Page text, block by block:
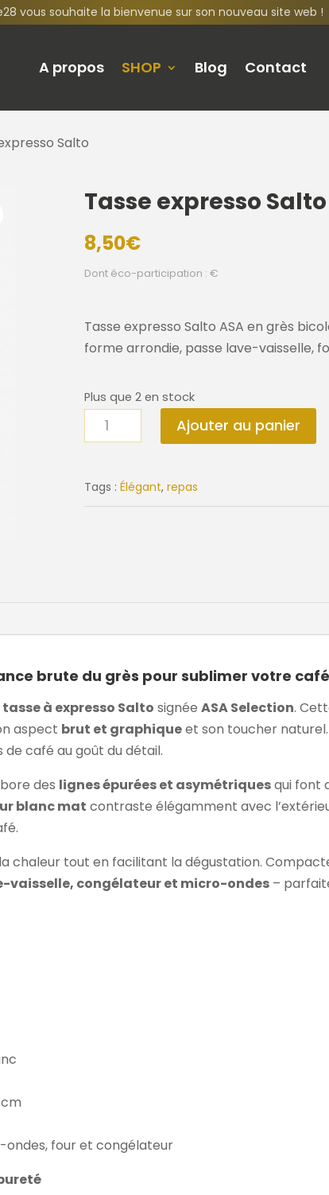
vous souhaite la bienvenue sur son nouveau site web !
A propos SHOP Blog Contact
Salto
Tasse expresso Salto
8,50€
Dont éco-participation : €
Tasse expresso Salto ASA en grès
forme arrondie, passe lave-vaisselle,
Plus que 2 en stock
quantité
de
expresso
Salto
Ajouter au panier
Tags : Élégant, repas
brute du grès pour sublimer votre café
tasse à expresso Salto signéeASA Selection.
aspect brut et graphiqueet son toucher
café au goût du détail.
des lignes épurées et asymétriquesqui font
blanc mat contraste élégamment avec
chaleur tout en facilitant la dégustation.
vaisselle, congélateur et micro-ondes –
ondes, four et congélateur